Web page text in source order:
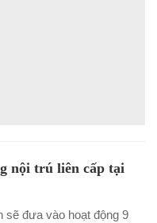
nội trú liên cấp tại
sẽ đưa vào hoạt động 9